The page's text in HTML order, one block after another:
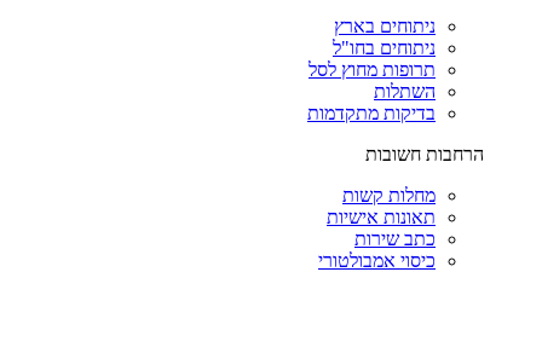
ניתוחים בארץ
ניתוחים בחו"ל
תרופות מחוץ לסל
השתלות
בדיקות מתקדמות
הרחבות חשובות
מחלות קשות
תאונות אישיות
כתב שירות
כיסוי אמבולטורי